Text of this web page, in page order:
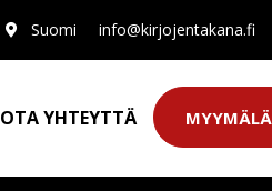
Suomi info@kirjojentakana.fi
OTA YHTEYTTÄ MYYMÄLÄ